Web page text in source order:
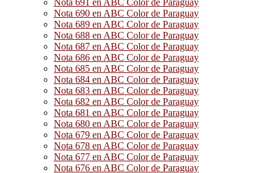
Nota 691 en ABC Color de Paraguay
Nota 690 en ABC Color de Paraguay
Nota 689 en ABC Color de Paraguay
Nota 688 en ABC Color de Paraguay
Nota 687 en ABC Color de Paraguay
Nota 686 en ABC Color de Paraguay
Nota 685 en ABC Color de Paraguay
Nota 684 en ABC Color de Paraguay
Nota 683 en ABC Color de Paraguay
Nota 682 en ABC Color de Paraguay
Nota 681 en ABC Color de Paraguay
Nota 680 en ABC Color de Paraguay
Nota 679 en ABC Color de Paraguay
Nota 678 en ABC Color de Paraguay
Nota 677 en ABC Color de Paraguay
Nota 676 en ABC Color de Paraguay